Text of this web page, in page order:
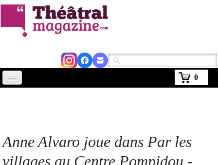
0
Anne Alvaro joue dans Par les
villages au Centre Pompidou -